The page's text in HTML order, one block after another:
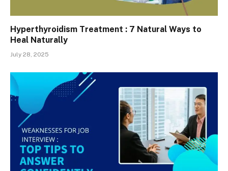
Hyperthyroidism Treatment : 7 Natural Ways to
Heal Naturally
July 28, 2025